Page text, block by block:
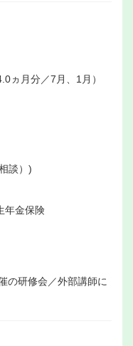
ヵ月分／7月、1月）
談）)
年金保険
の研修会／外部講師に